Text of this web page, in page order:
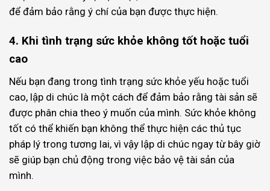
để đảm bảo rằng ý chí của bạn được thực hiện.
4. Khi tình trạng sức khỏe không tốt hoặc tuổi
cao
Nếu bạn đang trong tình trạng sức khỏe yếu hoặc tuổi
cao, lập di chúc là một cách để đảm bảo rằng tài sản sẽ
được phân chia theo ý muốn của mình. Sức khỏe không
tốt có thể khiến bạn không thể thực hiện các thủ tục
pháp lý trong tương lai, vì vậy lập di chúc ngay từ bây giờ
sẽ giúp bạn chủ động trong việc bảo vệ tài sản của
mình.